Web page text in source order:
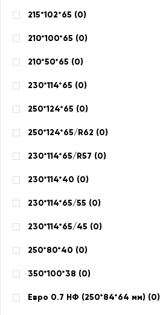
215*102*65 (0)
210*100*65 (0)
210*50*65 (0)
230*114*65 (0)
250*124*65 (0)
250*124*65/R62 (0)
230*114*65/R57 (0)
230*114*40 (0)
230*114*65/55 (0)
230*114*65/45 (0)
250*80*40 (0)
350*100*38 (0)
Евро 0.7 НФ (250*84*64 мм) (0)